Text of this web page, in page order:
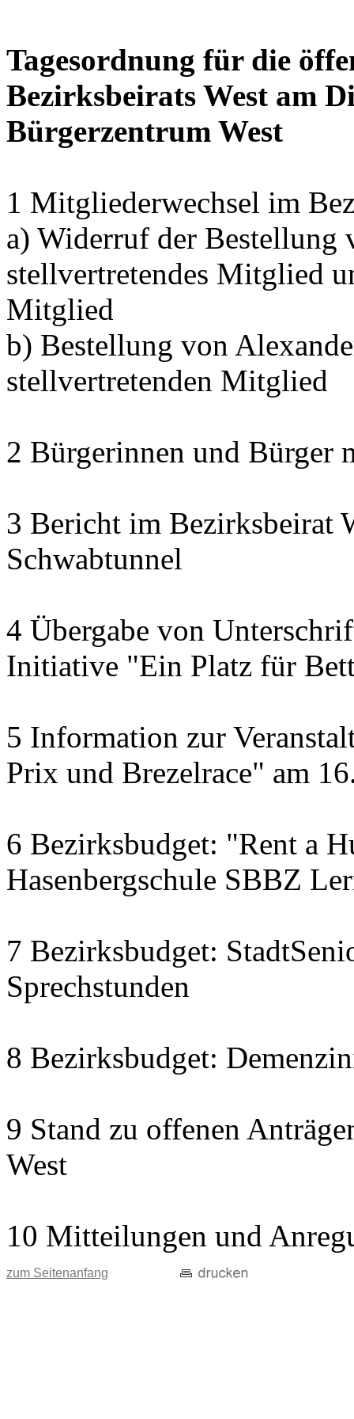
Tagesordnung für die
Bezirksbeirats West am
Bürgerzentrum West
1 Mitgliederwechsel im
a) Widerruf der
stellvertretendes Mitglied
Mitglied
b) Bestellung von
stellvertretenden Mitglied
2 Bürgerinnen und Bürger
3 Bericht im Bezirksbeirat
Schwabtunnel
4 Übergabe von
Initiative "Ein Platz für
5 Information zur
Prix und Brezelrace" am
6 Bezirksbudget: "Rent a
Hasenbergschule SBBZ
7 Bezirksbudget:
Sprechstunden
8 Bezirksbudget:
9 Stand zu offenen
West
10 Mitteilungen und
zum Seitenanfang